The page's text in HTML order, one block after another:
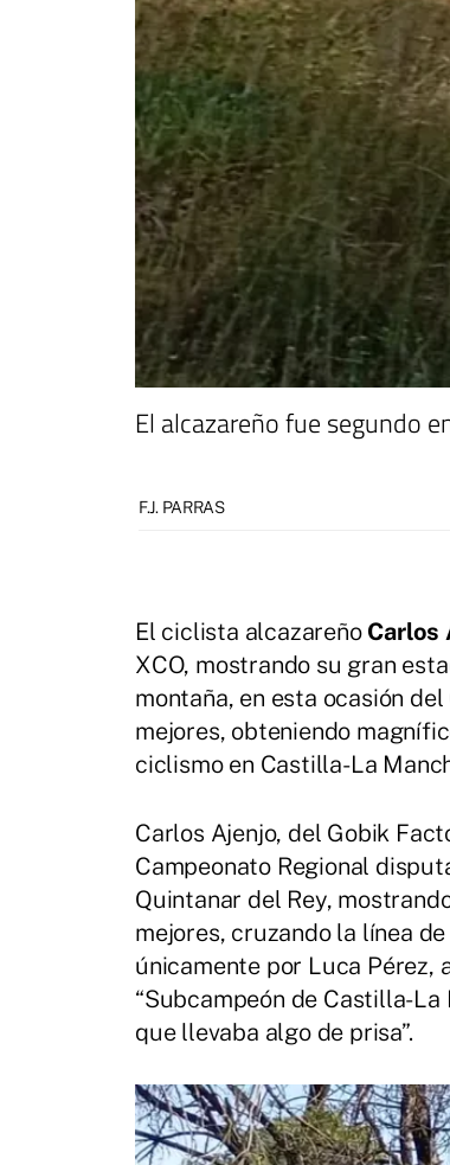
El alcazareño fue segundo
F.J. PARRAS
El ciclista alcazareño Carlos
XCO, mostrando su gran
montaña, en esta ocasión
mejores, obteniendo
ciclismo en Castilla-La
Carlos Ajenjo, del Gobik
Campeonato Regional
Quintanar del Rey,
mejores, cruzando la línea
únicamente por Luca Pérez,
“Subcampeón de Castilla-La
que llevaba algo de prisa”.